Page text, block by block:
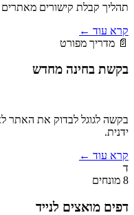
תהליך קבלת קישורים
קרא עוד ←
📄 מדריך מפורט
בקשת בחינה מחדש
בקשה לגוגל לבדוק את האתר
ידנית.
קרא עוד ←
ד
8 מונחים
דפים מואצים לנייד